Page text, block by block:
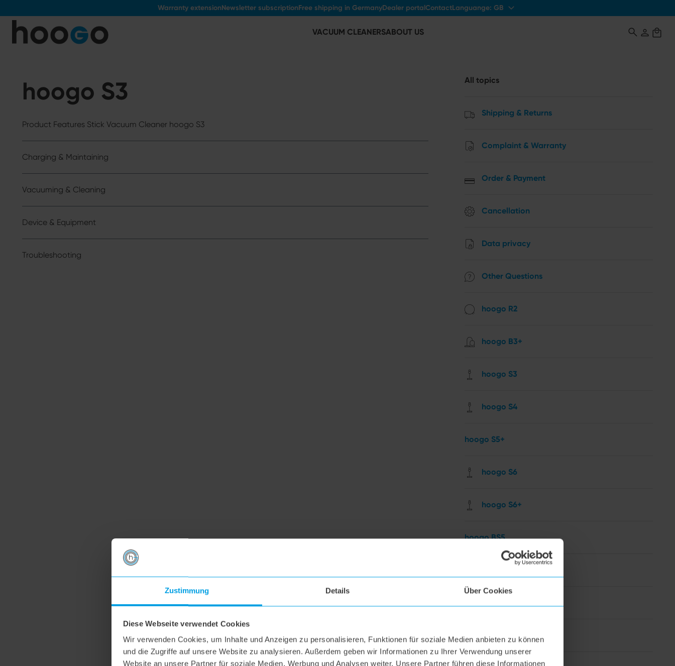
Zustimmung Details Über Cookies
Diese Webseite verwendet Cookies
Wir verwenden Cookies, um Inhalte und Anzeigen zu personalisieren, Funktionen für soziale Medien anbieten zu können
und die Zugriffe auf unsere Website zu analysieren. Außerdem geben wir Informationen zu Ihrer Verwendung unserer
Website an unsere Partner für soziale Medien, Werbung und Analysen weiter. Unsere Partner führen diese Informationen
Warranty extensionNewsletter subscriptionFree shipping in GermanyDealer portalContactLanguange: GB
VACUUM CLEANERSABOUT US
hoogo S3
Product Features Stick Vacuum Cleaner hoogo S3
Charging & Maintaining
Vacuuming & Cleaning
Device & Equipment
Troubleshooting
All topics
Shipping & Returns
Complaint & Warranty
Order & Payment
Cancellation
Data privacy
Other Questions
hoogo R2
hoogo B3+
hoogo S3
hoogo S4
hoogo S5+
hoogo S6
hoogo S6+
hoogo BS5
flipflop nozzle